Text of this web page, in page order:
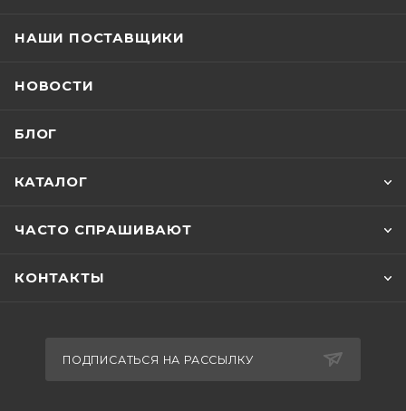
НАШИ ПОСТАВЩИКИ
НОВОСТИ
БЛОГ
КАТАЛОГ
ЧАСТО СПРАШИВАЮТ
КОНТАКТЫ
ПОДПИСАТЬСЯ НА РАССЫЛКУ